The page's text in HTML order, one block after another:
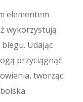
elementem
wykorzystują
Udając
przyciągnąć
tworząc